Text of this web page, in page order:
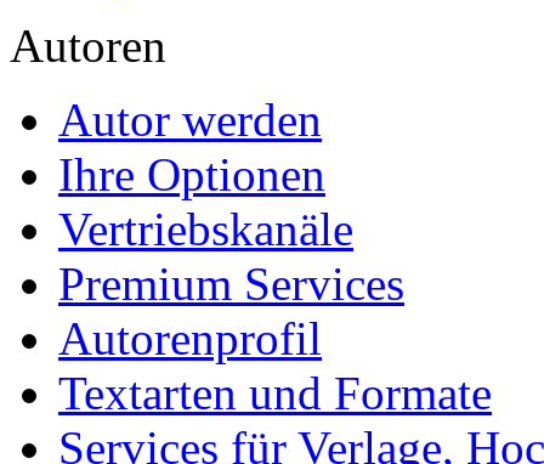
Autoren
Autor werden
Ihre Optionen
Vertriebskanäle
Premium Services
Autorenprofil
Textarten und Formate
Services für Verlage,